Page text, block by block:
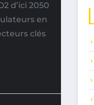
d’ici 2050
en
clés